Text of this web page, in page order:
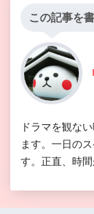
この記事を
ドラマを観な
ます。一日の
す。正直、時間